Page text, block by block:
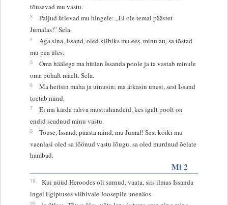
tõusevad mu vastu.
3
Paljud ütlevad mu hingele: „Ei ole temal päästet
Jumalas!” Sela.
4
Aga sina, Issand, oled kilbiks mu ees, minu au, sa tõstad
mu pea üles.
5
Oma häälega ma hüüan Issanda poole ja ta vastab minule
oma pühalt mäelt. Sela.
6
Ma heitsin maha ja uinusin; ma ärkasin unest, sest Issand
toetab mind.
7
Ei ma karda rahva musttuhandeid, kes igalt poolt on
endid seadnud minu vastu.
8
Tõuse, Issand, päästa mind, mu Jumal! Sest kõiki mu
vaenlasi oled sa löönud vastu lõugu, sa oled murdnud õelate
hambad.
Mt 2
19
Kui nüüd Heroodes oli surnud, vaata, siis ilmus Issanda
ingel Egiptuses viibivale Joosepile unenäos
20